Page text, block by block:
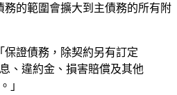
務的範圍會擴大到主債務的所有附
保證債務，除契約另有訂定
、違約金、損害賠償及其他
」